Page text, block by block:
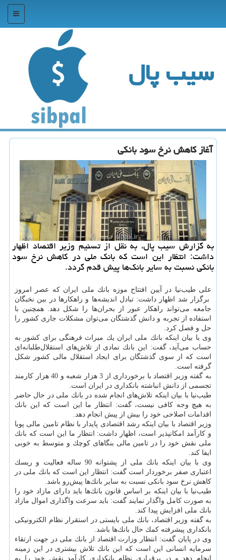
منو
سیب پال
آغاز كاهش نرخ سود بانكی
به گزارش سیب پال، به نقل از تسنیم وزیر اقتصاد اظهار
داشت: انتظار این است كه بانك ملی در كاهش نرخ سود
بانكی نسبت به سایر بانك‌ها پیش قدم گردد.
علی طیب‌نیا در آیین افتتاح موزه بانك ملی ایران كه عصر امروز
برگزار شد اظهار داشت: تبادل اندیشه‌ها و راهكارها در بین نخبگان
جامعه می‌تواند راهكار عبور از بحران‌ها را شكل دهد. همچنین با
استفاده از تجربه و دانش گذشتگان می‌توان مشكلات جاری كشور را
حل و فصل كرد.
وی با بیان اینكه بانك ملی ایران یك میراث فرهنگی برای كشور به
حساب می‌آید، گفت: این بانك نمادی از تلاش‌های استقلال‌طلبانه‌ای
است كه از سوی گذشتگان برای ایجاد استقلال مالی كشور شكل
گرفته است.
به گفته وزیر اقتصاد با برخورداری از 3 هزار شعبه و 40 هزار كارمند
تجسمی از دانش انباشته بانكداری در ایران است.
طیب‌نیا با بیان اینكه تلاش‌های انجام شده در بانك ملی در حال حاضر
به هیچ وجه كافی نیست، گفت: انتظار ما این است كه این بانك
اقدامات اصلاحی خود را بیش از پیش انجام دهد.
وزیر اقتصاد با بیان اینكه رشد اقتصادی پایدار با نظام تامین مالی پویا
و كارآمد امكانپذیر است، اظهار داشت: انتظار ما این است كه بانك
ملی نقش خود را در تامین مالی بنگاهای كوچك و متوسط به خوبی
ایفا كند.
وی با بیان اینكه بانك ملی از پشتوانه 90 ساله فعالیت و ریسك
اعتباری صفر برخوردار است گفت: انتظار این است كه بانك ملی در
كاهش نرخ سود بانكی نسبت به سایر بانك‌ها پیش‌رو باشد.
طیب‌نیا با بیان اینكه بر اساس قانون بانك‌ها باید دارای مازاد خود را
به صورت كامل واگذار نمایند گفت: باید سرعت واگذاری اموال مازاد
بانك ملی افزایش پیدا كند.
به گفته وزیر اقتصاد، بانك ملی بایستی در استقرار نظام الكترونیكی
بانكداری پیشرفته كمك حال بانك‌ها باشد.
وی در پایان گفت: انتظار وزارت اقتصاد از بانك ملی در جهت ارتقاء
سرمایه انسانی این است كه این بانك تلاش بیشتری در این زمینه
انجام دهد و در برقراری نظام بانكداری كارآمد نقش خود را به